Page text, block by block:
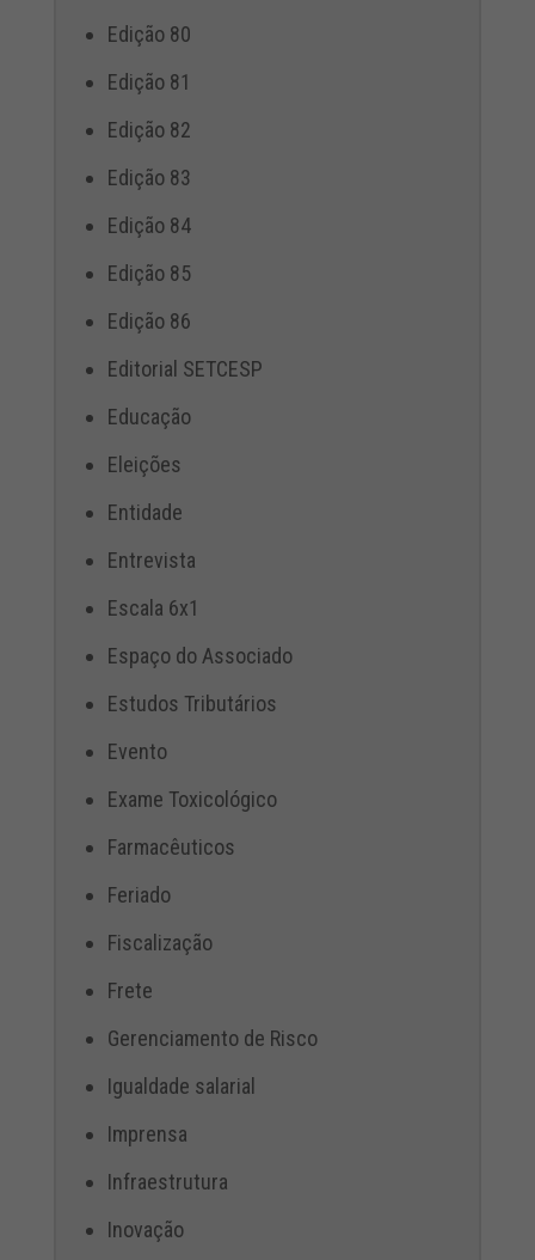
Edição 80
Edição 81
Edição 82
Edição 83
Edição 84
Edição 85
Edição 86
Editorial SETCESP
Educação
Eleições
Entidade
Entrevista
Escala 6x1
Espaço do Associado
Estudos Tributários
Evento
Exame Toxicológico
Farmacêuticos
Feriado
Fiscalização
Frete
Gerenciamento de Risco
Igualdade salarial
Imprensa
Infraestrutura
Inovação